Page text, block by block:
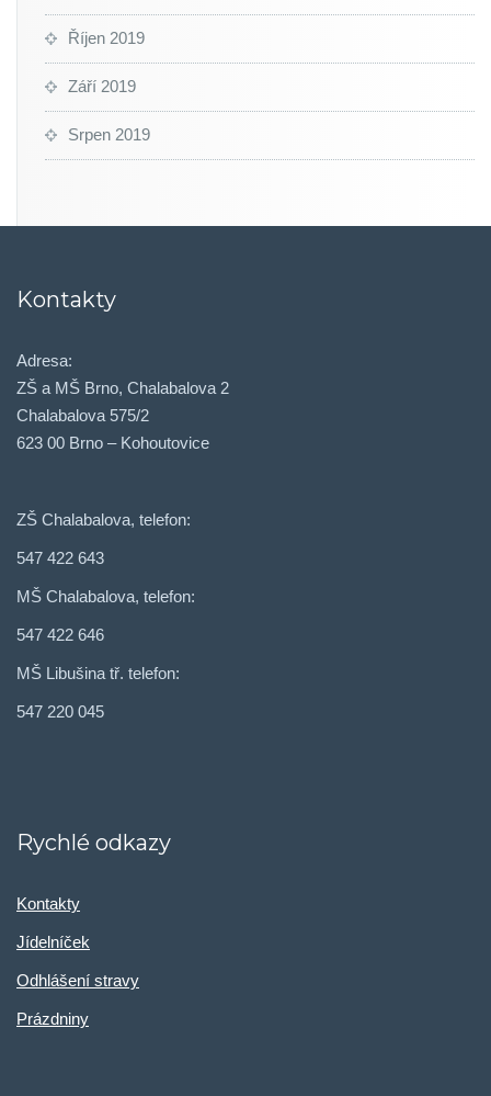
Říjen 2019
Září 2019
Srpen 2019
Kontakty
Adresa:
ZŠ a MŠ Brno, Chalabalova 2
Chalabalova 575/2
623 00 Brno – Kohoutovice
ZŠ Chalabalova, telefon:
547 422 643
MŠ Chalabalova, telefon:
547 422 646
MŠ Libušina tř. telefon:
547 220 045
Rychlé odkazy
Kontakty
Jídelníček
Odhlášení stravy
Prázdniny